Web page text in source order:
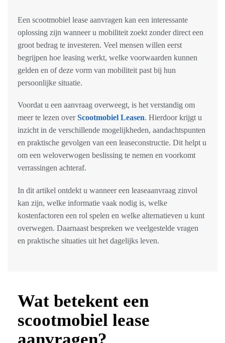
Een scootmobiel lease aanvragen kan een interessante
oplossing zijn wanneer u mobiliteit zoekt zonder direct een
groot bedrag te investeren. Veel mensen willen eerst
begrijpen hoe leasing werkt, welke voorwaarden kunnen
gelden en of deze vorm van mobiliteit past bij hun
persoonlijke situatie.
Voordat u een aanvraag overweegt, is het verstandig om
meer te lezen overScootmobiel Leasen. Hierdoor krijgt u
inzicht in de verschillende mogelijkheden, aandachtspunten
en praktische gevolgen van een leaseconstructie. Dit helpt u
om een weloverwogen beslissing te nemen en voorkomt
verrassingen achteraf.
In dit artikel ontdekt u wanneer een leaseaanvraag zinvol
kan zijn, welke informatie vaak nodig is, welke
kostenfactoren een rol spelen en welke alternatieven u kunt
overwegen. Daarnaast bespreken we veelgestelde vragen
en praktische situaties uit het dagelijks leven.
Wat betekent een
scootmobiel lease